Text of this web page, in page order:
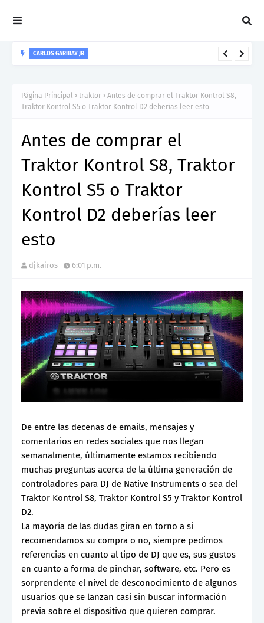
CARLOS GARIBAY JR
Página Principal traktor
Antes de comprar el Traktor Kontrol S8,
Traktor Kontrol S5 o Traktor Kontrol D2 deberías leer esto
Antes de comprar el
Traktor Kontrol S8, Traktor
Kontrol S5 o Traktor
Kontrol D2 deberías leer
esto
djkairos 6:01 p.m.
De entre las decenas de emails, mensajes y
comentarios en redes sociales que nos llegan
semanalmente, últimamente estamos recibiendo
muchas preguntas acerca de la última generación de
controladores para DJ de Native Instruments o sea del
Traktor Kontrol S8, Traktor Kontrol S5 y Traktor Kontrol
D2.
La mayoría de las dudas giran en torno a si
recomendamos su compra o no, siempre pedimos
referencias en cuanto al tipo de DJ que es, sus gustos
en cuanto a forma de pinchar, software, etc. Pero es
sorprendente el nivel de desconocimiento de algunos
usuarios que se lanzan casi sin buscar información
previa sobre el dispositivo que quieren comprar.